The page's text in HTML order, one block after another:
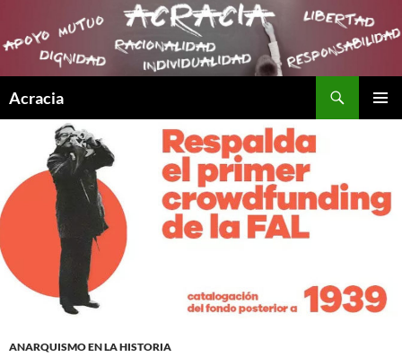
Acracia
CONTENIDO
ANARQUISMO EN LA HISTORIA